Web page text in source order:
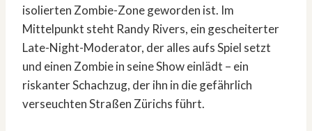
isolierten Zombie-Zone geworden ist. Im
Mittelpunkt steht Randy Rivers, ein gescheiterter
Late-Night-Moderator, der alles aufs Spiel setzt
und einen Zombie in seine Show einlädt – ein
riskanter Schachzug, der ihn in die gefährlich
verseuchten Straßen Zürichs führt.